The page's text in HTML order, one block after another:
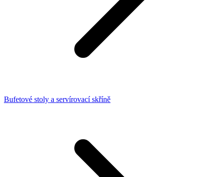
Bufetové stoly a servírovací skříně